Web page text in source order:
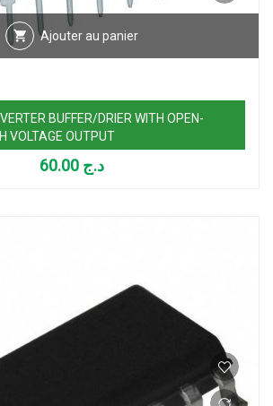
Ajouter au panier
BUFFER/DRIER WITH OPEN-
VOLTAGE OUTPUT
د.ج